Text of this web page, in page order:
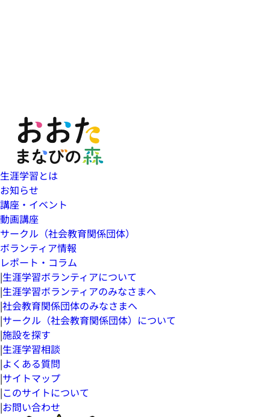
生涯学習とは
お知らせ
講座・イベント
動画講座
サークル（社会教育関係団体）
ボランティア情報
レポート・コラム
|生涯学習ボランティアについて
|生涯学習ボランティアのみなさまへ
|社会教育関係団体のみなさまへ
|サークル（社会教育関係団体）について
|施設を探す
|生涯学習相談
|よくある質問
|サイトマップ
|このサイトについて
|お問い合わせ